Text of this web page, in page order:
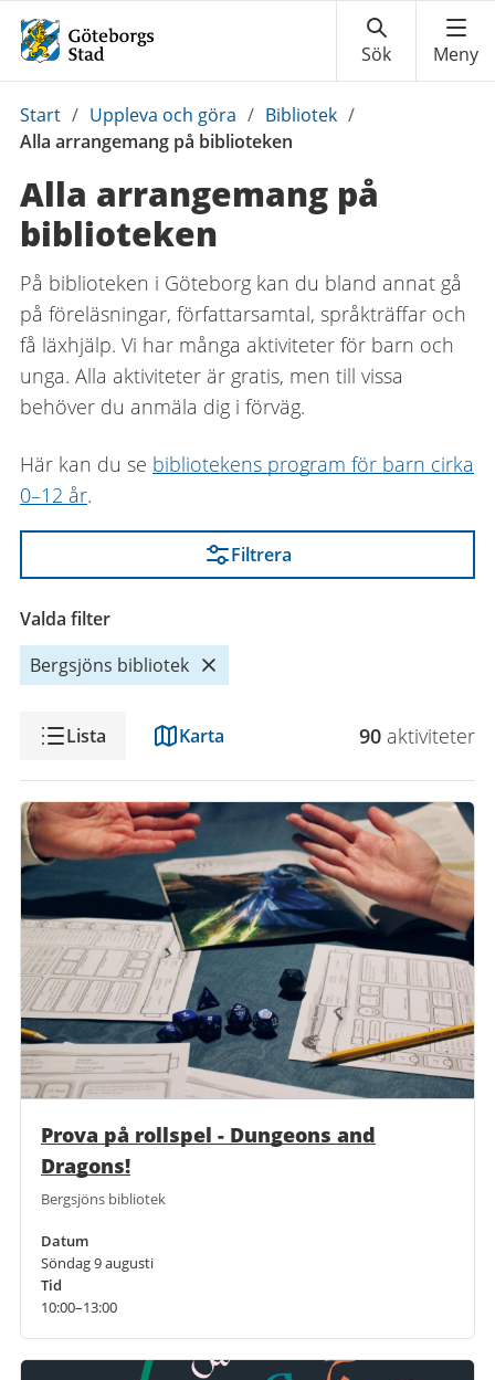
Du
är
Start / Uppleva och göra / Bibliotek /
Alla arrangemang på biblioteken
Alla arrangemang på
biblioteken
På biblioteken i Göteborg kan du bland annat gå
på föreläsningar, författarsamtal, språkträffar och
få läxhjälp. Vi har många aktiviteter för barn och
unga. Alla aktiviteter är gratis, men till vissa
behöver du anmäla dig i förväg.
Här kan du se bibliotekens program för barn cirka
0–12 år.
Filtrera
Valda filter
Bergsjöns bibliotek
VisningLista Karta 90 aktiviteter
Prova på rollspel - Dungeons and
Dragons!
Bergsjöns bibliotek
Datum
Söndag 9 augusti
Tid
10:00–13:00